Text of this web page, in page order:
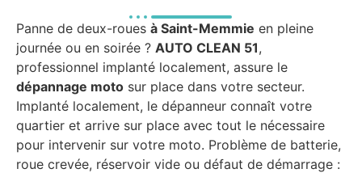
Panne de deux-roues à Saint-Memmie en pleine
journée ou en soirée ? AUTO CLEAN 51,
professionnel implanté localement, assure le
dépannage moto sur place dans votre secteur.
Implanté localement, le dépanneur connaît votre
quartier et arrive sur place avec tout le nécessaire
pour intervenir sur votre moto. Problème de batterie,
roue crevée, réservoir vide ou défaut de démarrage :